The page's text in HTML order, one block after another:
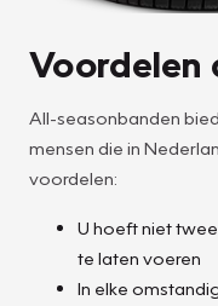
Voordelen
All-seasonbanden
mensen die in
voordelen:
U hoeft niet
te laten voeren
In elke